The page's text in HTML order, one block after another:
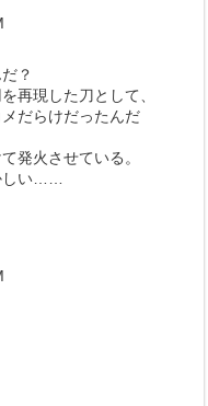
？
再現した刀として、
だらけだったんだ
発火させている。
しい……